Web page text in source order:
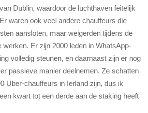
Dublin, waardoor de luchthaven feitelijk
waren ook veel andere chauffeurs die
aansloten, maar weigerden tijdens de
werken. Er zijn 2000 leden in WhatsApp-
volledig steunen, en daarnaast zijn er nog
passieve manier deelnemen. Ze schatten
Uber-chauffeurs in Ierland zijn, dus ik
kwart tot een derde aan de staking heeft